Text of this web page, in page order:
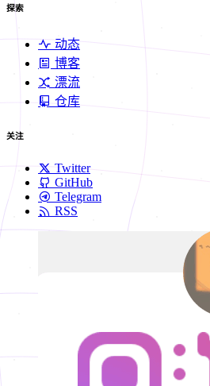
探索
动态
博客
漂流
仓库
关注
Twitter
GitHub
Telegram
RSS